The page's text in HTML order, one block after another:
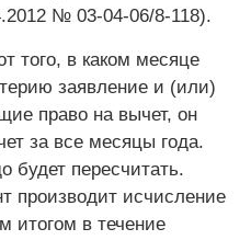
№ 03-04-06/8-118).
того, в каком месяце
заявление и (или)
право на вычет, он
за все месяцы года.
будет пересчитать.
производит исчисление
итогом в течение